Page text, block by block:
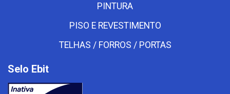
PINTURA
PISO E REVESTIMENTO
TELHAS / FORROS / PORTAS
Selo Ebit